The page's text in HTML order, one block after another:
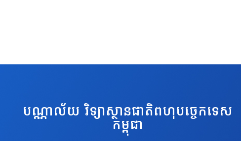
បណ្ណាល័យ វិទ្យាស្ថានជាតិពហុបច្ចេកទេស
កម្ពុជា